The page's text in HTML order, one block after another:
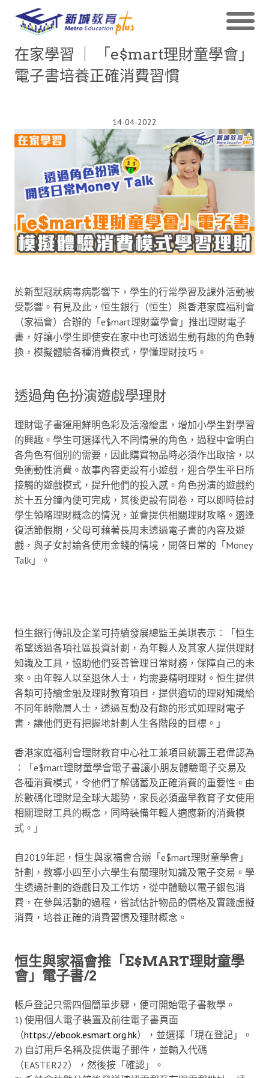
在家學習 ｜ 「e$mart理財童學會」
電子書培養正確消費習慣
14-04-2022
於新型冠狀病毒病影響下，學生的行常學習及課外活動被
受影響。有見及此，恒生銀行（恒生）與香港家庭福利會
（家福會）合辦的「e$mart理財童學會」推出理財電子
書，好讓小學生即使安在家中也可透過生動有趣的角色轉
換，模擬體驗各種消費模式，學懂理財技巧。
透過角色扮演遊戲學理財
理財電子書運用鮮明色彩及活潑繪畫，增加小學生對學習
的興趣。學生可選擇代入不同情景的角色，過程中會明白
各角色有個別的需要，因此購買物品時必須作出取捨，以
免衝動性消費。故事內容更設有小遊戲，迎合學生平日所
接觸的遊戲模式，提升他們的投入感。角色扮演的遊戲約
於十五分鐘內便可完成，其後更設有問卷，可以即時檢討
學生領略理財概念的情況，並會提供相關理財攻略。適逢
復活節假期，父母可藉著長周末透過電子書的內容及遊
戲，與子女討論各使用金錢的情境，開啓日常的「Money
Talk」。
恒生銀行傳訊及企業可持續發展總監王美琪表示︰「恒生
希望透過各項社區投資計劃，為年輕人及其家人提供理財
知識及工具，協助他們妥善管理日常財務，保障自己的未
來。由年輕人以至退休人士，均需要精明理財。恒生提供
各類可持續金融及理財教育項目，提供適切的理財知識給
不同年齡階層人士，透過互動及有趣的形式如理財電子
書，讓他們更有把握地計劃人生各階段的目標。」
香港家庭福利會理財教育中心社工兼項目統籌王君偉認為
︰「e$mart理財童學會電子書讓小朋友體驗電子交易及
各種消費模式，令他們了解儲蓄及正確消費的重要性。由
於數碼化理財是全球大趨勢，家長必須盡早教育子女使用
相關理財工具的概念，同時裝備年輕人適應新的消費模
式。」
自2019年起，恒生與家福會合辦「e$mart理財童學會」
計劃，教導小四至小六學生有關理財知識及電子交易。學
生透過計劃的遊戲日及工作坊，從中體驗以電子銀包消
費，在參與活動的過程，嘗試估計物品的價格及實踐虛擬
消費，培養正確的消費習慣及理財概念。
恒生與家福會推「E$MART理財童學
會」電子書/2
帳戶登記只需四個簡單步驟，便可開始電子書教學。
1) 使用個人電子裝置及前往電子書頁面
（https://ebook.esmart.org.hk），並選擇「現在登記」。
2) 自訂用戶名稱及提供電子郵件，並輸入代碼
（EASTER22），然後按「確認」。